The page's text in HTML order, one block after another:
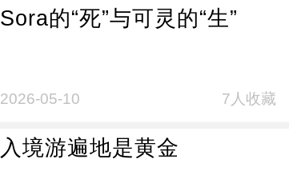
Sora的“死”与可灵的“生”
2026-05-10 7人收藏
入境游遍地是黄金